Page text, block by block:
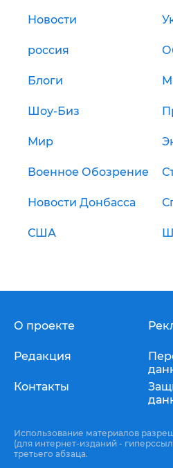
Новости
россия
Блоги
Шоу-Биз
Мир
Военное Обозрение
Новости Донбасса
США
О проекте
Редакция
Контакты
Использование материалов
(для интернет-изданий -
третьего абзаца.